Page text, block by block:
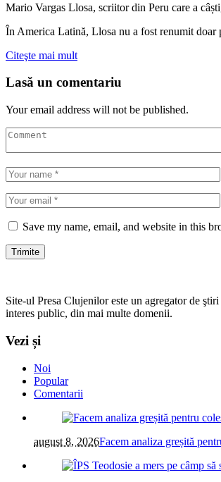
Mario Vargas Llosa, scriitor din Peru care a
În America Latină, Llosa nu a fost renumit
Citeşte mai mult
Lasă un comentariu
Your email address will not be published.
Save my name, email, and website in this
Site-ul Presa Clujenilor este un agregator de
interes public, din mai multe domenii.
Vezi și
Noi
Popular
Comentarii
august 8, 2026Facem analiza greșită